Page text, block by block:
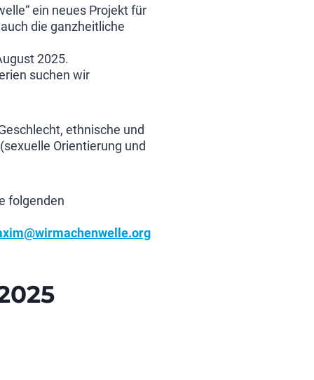
ein neues Projekt für
die ganzheitliche
2025.
suchen wir
ethnische und
Orientierung und
folgenden